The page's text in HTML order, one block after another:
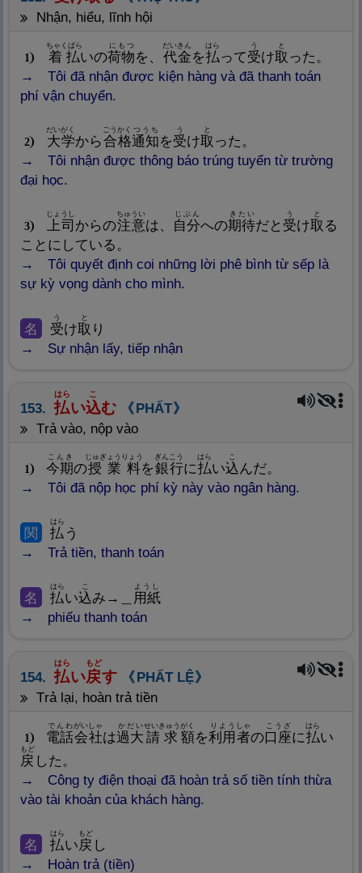
nhận, hiểu, lĩnh hội
1 着払
ちゃくばら
いの荷物
にもつ
を、 代金
だいきん
を払
はら
って受
う
け取
と
った。
Tôi đã nhận được kiện hàng và đã thanh toán
phí vận chuyển.
2 大学
だいがく
から合格
ごうかく
通知
つうち
を受
う
け取
と
った。
Tôi nhận được thông báo trúng tuyển từ trường
đại học.
3 上
Nghĩa: Trên, phía trên, đưa lên,
cưỡi lên
司
じょうし
からの注意
ちゅうい
は、 自分
Nghĩa: Chia cắt, phân chia,
じぶん
への期待
きたい
だと 受
う
け取
と
る
ことにしている。
Tôi quyết định coi những lời phê bình từ sếp là
sự kỳ vọng dành cho mình.
名 受
う
け取
と
り
Sự nhận lấy, tiếp nhận
153. 払
はら
い込
こ
む
PHẤT
trả vào, nộp vào
1 今期
こんき
の授 業 料
じゅぎょうりょう
を銀行
ぎんこう
に払
はら
い込
こ
んだ。
Tôi đã nộp học phí kỳ này vào ngân hàng.
関 払
はら
う
Trả tiền, thanh toán
名 払
はら
い込
こ
み→＿ 用紙
ようし
phiếu thanh toán
154. 払
はら
い戻
phục lại
もど
す
PHẤT LỆ
trả lại, hoàn trả tiền
1 電話
でんわ
会社
がいしゃ
は過大
かだい
請求
せいきゅう
額
がく
を利 用
りよう
者
しゃ
の口 座
こうざ
に払
はら
い
戻
Nghĩa: Trở lại, quay lại, hồi
もど
した。
Công ty điện thoại đã hoàn trả số tiền tính thừa
vào tài khoản của khách hàng.
名 払
はら
い戻
もど
し
Hoàn trả (tiền)